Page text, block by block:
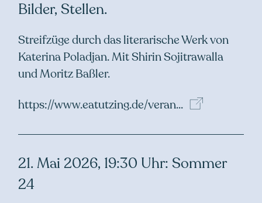
Bilder, Stellen.
Streifzüge durch das literarische Werk von
Katerina Poladjan. Mit Shirin Sojitrawalla
und Moritz Baßler.
https://www.eatutzing.de/veran...
21. Mai 2026, 19:30 Uhr: Sommer
24